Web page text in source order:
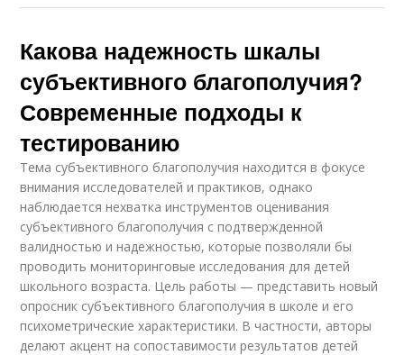
Какова надежность шкалы
субъективного благополучия?
Современные подходы к
тестированию
Тема субъективного благополучия находится в фокусе
внимания исследователей и практиков, однако
наблюдается нехватка инструментов оценивания
субъективного благополучия с подтвержденной
валидностью и надежностью, которые позволяли бы
проводить мониторинговые исследования для детей
школьного возраста. Цель работы — представить новый
опросник субъективного благополучия в школе и его
психометрические характеристики. В частности, авторы
делают акцент на сопоставимости результатов детей